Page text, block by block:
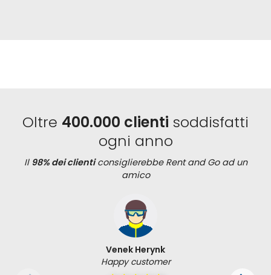
Oltre 400.000 clienti soddisfatti
ogni anno
Il 98% dei clienticonsiglierebbe Rent and Go ad un
amico
Venek Herynk
Happy customer